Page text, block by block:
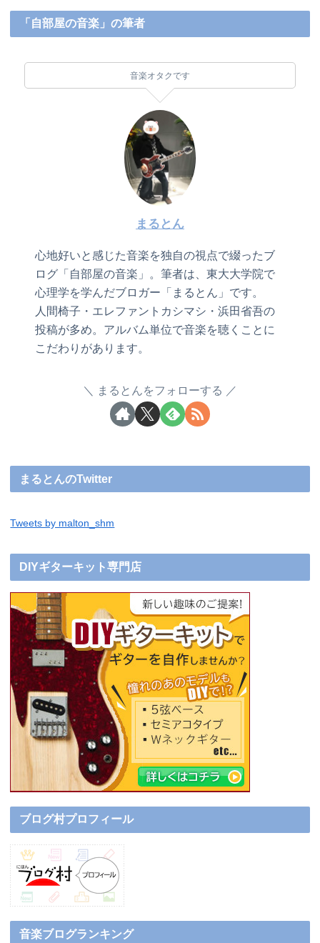
「自部屋の音楽」の筆者
音楽オタクです
まるとん
心地好いと感じた音楽を独自の視点で綴ったブ
ログ「自部屋の音楽」。筆者は、東大大学院で
心理学を学んだブロガー「まるとん」です。
人間椅子・エレファントカシマシ・浜田省吾の
投稿が多め。アルバム単位で音楽を聴くことに
こだわりがあります。
まるとんをフォローする
まるとんのTwitter
Tweets by malton_shm
DIYギターキット専門店
ブログ村プロフィール
音楽ブログランキング